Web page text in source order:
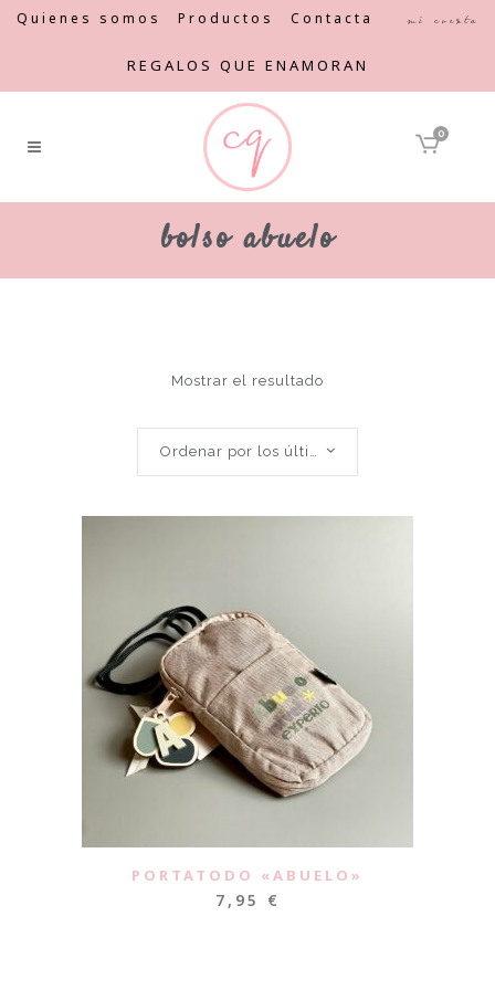
Quienes somos Productos Contacta Mi cuenta
REGALOS QUE ENAMORAN
0
bolso abuelo
Mostrar el resultado
Ordenar por los últimos
PORTATODO «ABUELO»
7,95 €